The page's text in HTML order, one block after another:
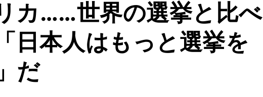
カ……世界の選挙と比べ
日本人はもっと選挙を
だ